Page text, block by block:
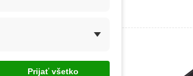
Prijať všetko